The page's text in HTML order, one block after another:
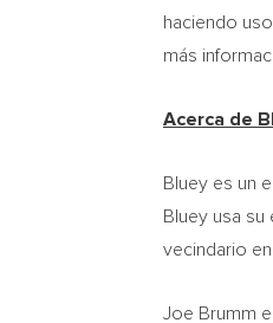
haciendo
más
Acerca de
Bluey es un
Bluey usa
vecindario
Joe Brumm